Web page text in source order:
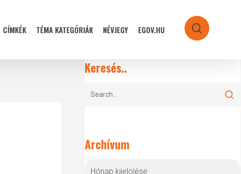
CÍMKÉK TÉMA KATEGÓRIÁK NÉVJEGY EGOV.HU search
Keresés..
Archívum